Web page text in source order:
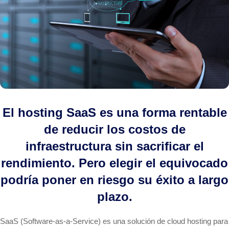
El hosting SaaS es una forma rentable
de reducir los costos de
infraestructura sin sacrificar el
rendimiento. Pero elegir el equivocado
podría poner en riesgo su éxito a largo
plazo.
SaaS (Software-as-a-Service) es una solución de cloud hosting para